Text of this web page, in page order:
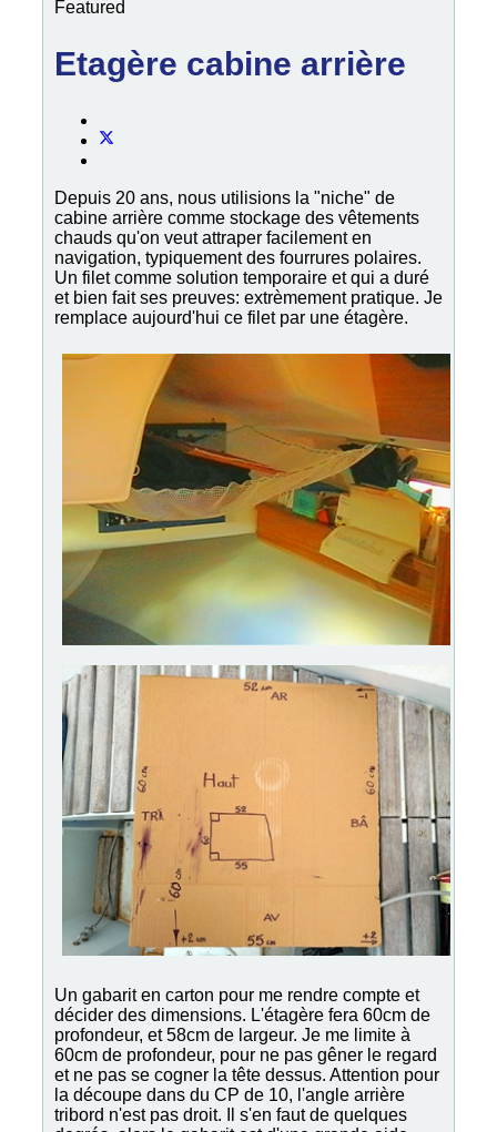
Featured
Etagère cabine arrière
Depuis 20 ans, nous utilisions la "niche" de
cabine arrière comme stockage des vêtements
chauds qu'on veut attraper facilement en
navigation, typiquement des fourrures polaires.
Un filet comme solution temporaire et qui a duré
et bien fait ses preuves: extrèmement pratique. Je
remplace aujourd'hui ce filet par une étagère.
Un gabarit en carton pour me rendre compte et
décider des dimensions. L'étagère fera 60cm de
profondeur, et 58cm de largeur. Je me limite à
60cm de profondeur, pour ne pas gêner le regard
et ne pas se cogner la tête dessus. Attention pour
la découpe dans du CP de 10, l'angle arrière
tribord n'est pas droit. Il s'en faut de quelques